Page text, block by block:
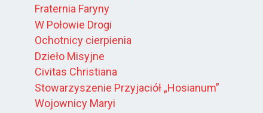
Fraternia Faryny
W Połowie Drogi
Ochotnicy cierpienia
Dzieło Misyjne
Civitas Christiana
Stowarzyszenie Przyjaciół „Hosianum”
Wojownicy Maryi